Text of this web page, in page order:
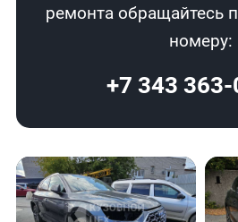
ремонта обращайтесь
номеру:
+7 343